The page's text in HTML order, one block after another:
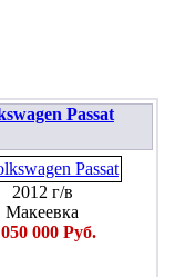
Passat
2012 г/в
Макеевка
000 Руб.